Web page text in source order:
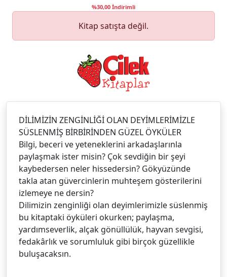
%30,00 İndirimli
Kitap satışta değil.
DİLİMİZİN ZENGİNLİĞİ OLAN DEYİMLERİMİZLE
SÜSLENMİŞ BİRBİRİNDEN GÜZEL ÖYKÜLER
Bilgi, beceri ve yeteneklerini arkadaşlarınla
paylaşmak ister misin? Çok sevdiğin bir şeyi
kaybedersen neler hissedersin? Gökyüzünde
takla atan güvercinlerin muhteşem gösterilerini
izlemeye ne dersin?
Dilimizin zenginliği olan deyimlerimizle süslenmiş
bu kitaptaki öyküleri okurken; paylaşma,
yardımseverlik, alçak gönüllülük, hayvan sevgisi,
fedakârlık ve sorumluluk gibi birçok güzellikle
buluşacaksın.